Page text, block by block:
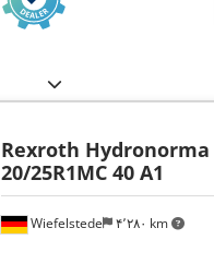
Wiefelstede ۴٬۲۸۰ km
Rexroth Hydronorma
20/25R1MC 40 A1